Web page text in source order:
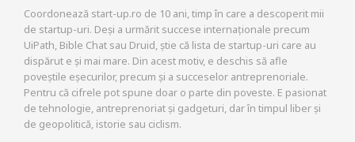
Coordonează start-up.ro de 10 ani, timp în care a descoperit mii
de startup-uri. Deși a urmărit succese internaționale precum
UiPath, Bible Chat sau Druid, știe că lista de startup-uri care au
dispărut e și mai mare. Din acest motiv, e deschis să afle
poveștile eșecurilor, precum și a succeselor antreprenoriale.
Pentru că cifrele pot spune doar o parte din poveste. E pasionat
de tehnologie, antreprenoriat și gadgeturi, dar în timpul liber și
de geopolitică, istorie sau ciclism.